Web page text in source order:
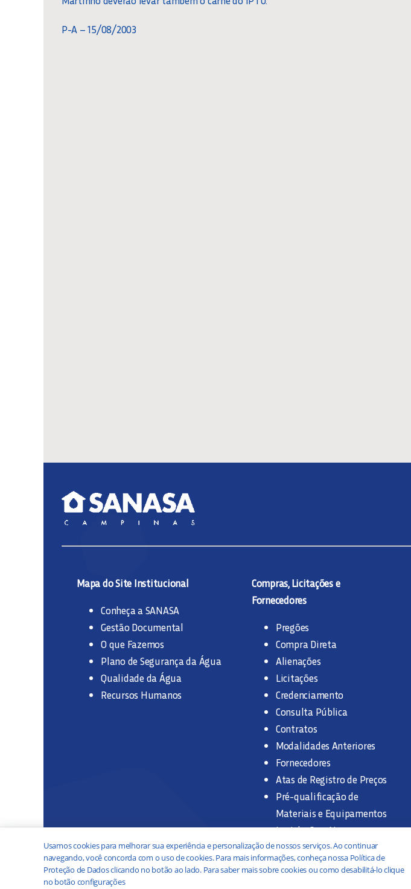
P-A – 15/08/2003
Mapa do Site Institucional
Conheça a SANASA
Gestão Documental
O que Fazemos
Plano de Segurança da Água
Qualidade da Água
Recursos Humanos
Compras, Licitações e
Fornecedores
Pregões
Compra Direta
Alienações
Licitações
Credenciamento
Consulta Pública
Contratos
Modalidades Anteriores
Fornecedores
Atas de Registro de Preços
Pré-qualificação de
Materiais e Equipamentos
Legislação e Normas
Documentação Interna
Usamos cookies para melhorar sua experiência e personalização de nossos serviços. Ao continuar
navegando, você concorda com o uso de cookies. Para mais informações, conheça nossa Política de
Proteção de Dados clicando no botão ao lado. Para saber mais sobre cookies ou como desabilitá-lo clique
no botão configurações